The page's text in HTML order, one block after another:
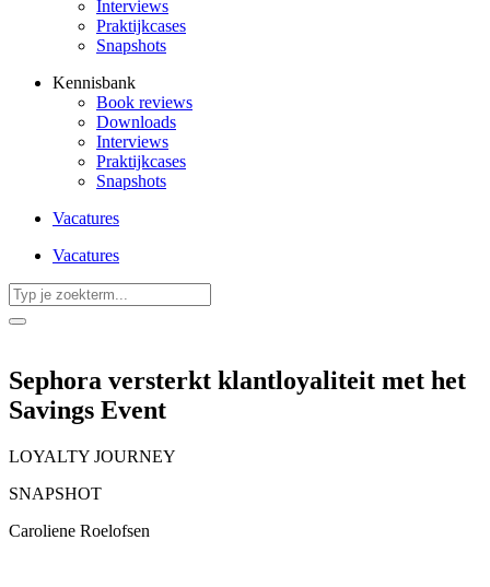
Interviews
Praktijkcases
Snapshots
Kennisbank
Book reviews
Downloads
Interviews
Praktijkcases
Snapshots
Vacatures
Vacatures
Search
...
Sephora versterkt klantloyaliteit met het
Savings Event
LOYALTY JOURNEY
SNAPSHOT
Caroliene Roelofsen